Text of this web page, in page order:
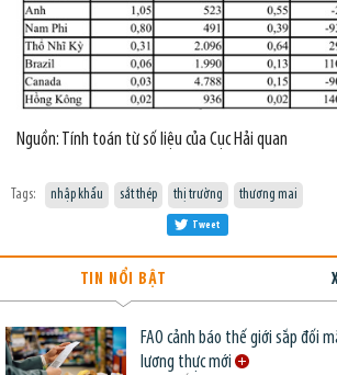
Nguồn: Tính toán từ số liệu của Cục Hải quan
Tags: nhập khẩu sắt thép thị trường thương mai
Tweet
TIN NỔI BẬT
FAO cảnh báo thế giới sắp đối
lương thực mới